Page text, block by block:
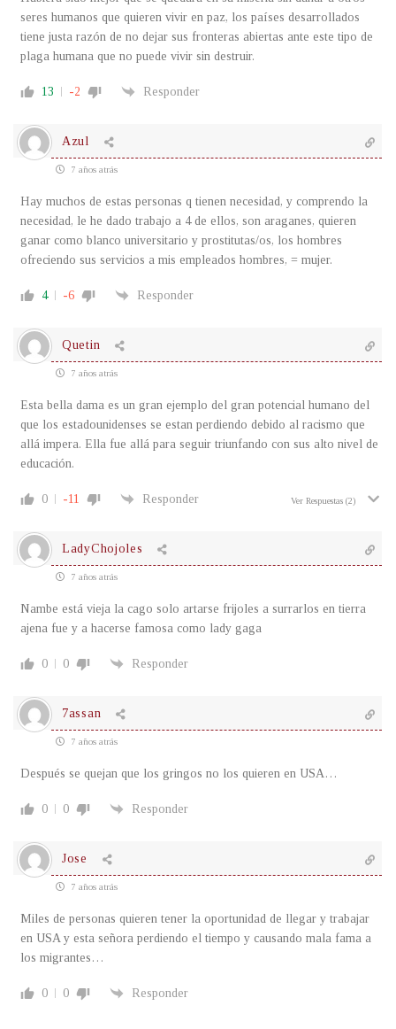
seres humanos que quieren vivir en paz, los países desarrollados
tiene justa razón de no dejar sus fronteras abiertas ante este tipo de
plaga humana que no puede vivir sin destruir.
13 -2 Responder
Azul
7 años atrás
Hay muchos de estas personas q tienen necesidad, y comprendo la
necesidad, le he dado trabajo a 4 de ellos, son araganes, quieren
ganar como blanco universitario y prostitutas/os, los hombres
ofreciendo sus servicios a mis empleados hombres, = mujer.
4 -6 Responder
Quetin
7 años atrás
Esta bella dama es un gran ejemplo del gran potencial humano del
que los estadounidenses se estan perdiendo debido al racismo que
allá impera. Ella fue allá para seguir triunfando con sus alto nivel de
educación.
0 -11 Responder Ver Respuestas (2)
LadyChojoles
7 años atrás
Nambe está vieja la cago solo artarse frijoles a surrarlos en tierra
ajena fue y a hacerse famosa como lady gaga
0 0 Responder
7assan
7 años atrás
Después se quejan que los gringos no los quieren en USA…
0 0 Responder
Jose
7 años atrás
Miles de personas quieren tener la oportunidad de llegar y trabajar
en USA y esta señora perdiendo el tiempo y causando mala fama a
los migrantes…
0 0 Responder